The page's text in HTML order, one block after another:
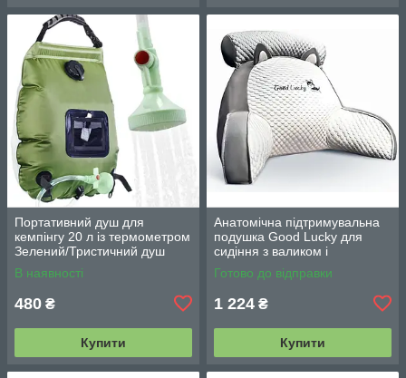
Портативний душ для
кемпінгу 20 л із термометром
Зелений/Тристичний душ
переносний з лійкою/
Польовий душ сумка
В наявності
480 ₴
Купити
Анатомічна підтримувальна
подушка Good Lucky для
сидіння з валиком і
підлокітниками
Готово до відправки
1 224 ₴
Купити